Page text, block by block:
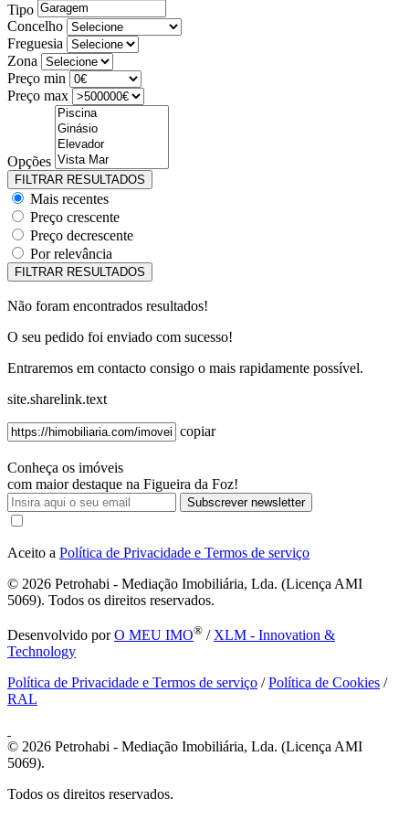
Tipo
Concelho
Freguesia
Zona
Preço min
Preço max
Opções
Mais recentes
Preço crescente
Preço decrescente
Por relevância
Não foram encontrados resultados!
O seu pedido foi enviado com sucesso!
Entraremos em contacto consigo o mais rapidamente possível.
site.sharelink.text
copiar
Conheça os imóveis
com maior destaque na Figueira da Foz!
Subscrever newsletter
Aceito a Política de Privacidade e Termos de serviço
© 2026 Petrohabi - Mediação Imobiliária, Lda. (Licença AMI
5069). Todos os direitos reservados.
Desenvolvido porO MEU IMO® / XLM - Innovation &
Technology
Política de Privacidade e Termos de serviço /Política de Cookies /
RAL
© 2026 Petrohabi - Mediação Imobiliária, Lda. (Licença AMI
5069).
Todos os direitos reservados.